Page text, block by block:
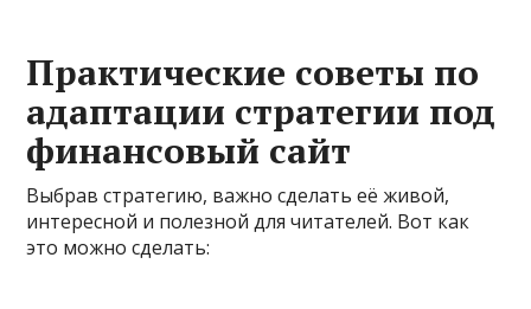
Практические советы по
адаптации стратегии под
финансовый сайт
Выбрав стратегию, важно сделать её живой,
интересной и полезной для читателей. Вот как
это можно сделать: